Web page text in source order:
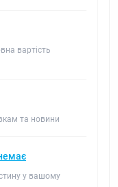
вартість
та новини
у вашому